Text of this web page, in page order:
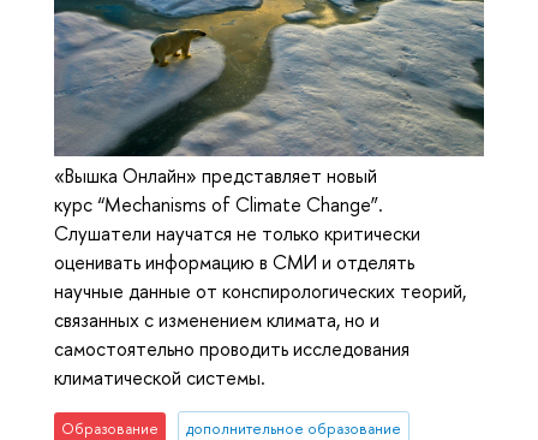
«Вышка Онлайн» представляет новый
курс “Mechanisms of Climate Change”.
Слушатели научатся не только критически
оценивать информацию в СМИ и отделять
научные данные от конспирологических теорий,
связанных с изменением климата, но и
самостоятельно проводить исследования
климатической системы.
Образование дополнительное образование